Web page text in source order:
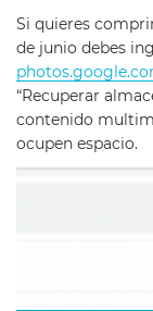
Si quieres
de junio debes
“Recuperar
contenido
ocupen espacio.